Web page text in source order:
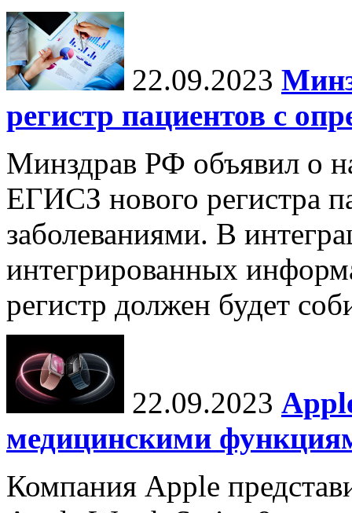
22.09.2023
регистр пациентов с
Минздрав РФ объявил о
ЕГИСЗ нового регистра
заболеваниями. В
интегрированных
регистр должен будет
22.09.2023
медицинскими
Компания Apple